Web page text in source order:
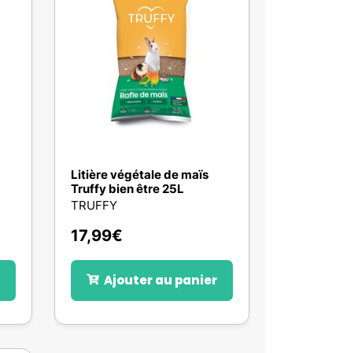
Litière végétale de maïs
Truffy bien être 25L
TRUFFY
17,99€
Ajouter au panier